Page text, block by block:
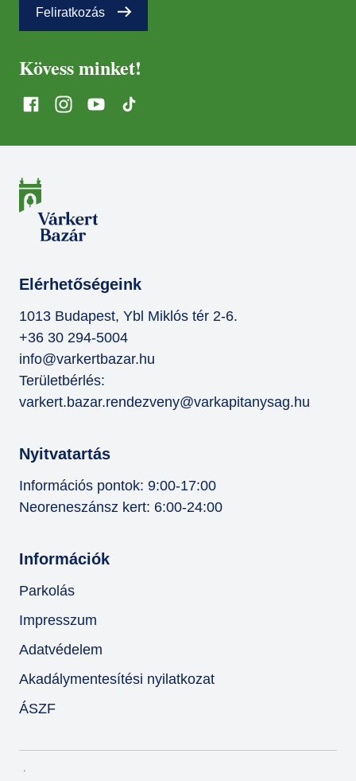
Feliratkozás
Kövess minket!
Elérhetőségeink
1013 Budapest, Ybl Miklós tér 2-6.
+36 30 294-5004
info@varkertbazar.hu
Területbérlés:
varkert.bazar.rendezveny@varkapitanysag.hu
Nyitvatartás
Információs pontok: 9:00-17:00
Neoreneszánsz kert: 6:00-24:00
Információk
Parkolás
Impresszum
Adatvédelem
Akadálymentesítési nyilatkozat
ÁSZF